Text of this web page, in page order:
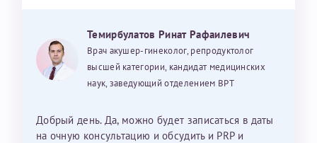
Темирбулатов Ринат Рафаилевич
Врач акушер-гинеколог, репродуктолог
высшей категории, кандидат медицинских
наук, заведующий отделением ВРТ
Добрый день. Да, можно будет записаться в даты
на очную консультацию и обсудить и PRP и